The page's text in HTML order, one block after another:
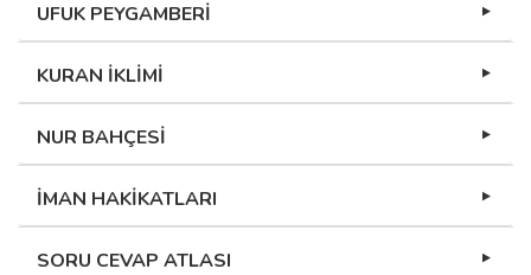
UFUK PEYGAMBERİ
KURAN İKLİMİ
NUR BAHÇESİ
İMAN HAKİKATLARI
SORU CEVAP ATLASI